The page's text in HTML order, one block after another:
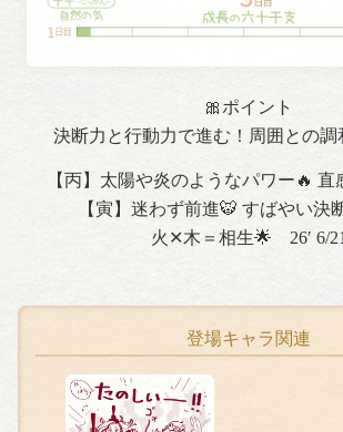
🎀ポイント
決断力と行動力で進む！周囲との調
【丙】太陽や炎のようなパワー🔥 直
【寅】迷わず前進🐯 すばやい決
火✕木＝相生🌟 26′ 6/21
登場キャラ関連